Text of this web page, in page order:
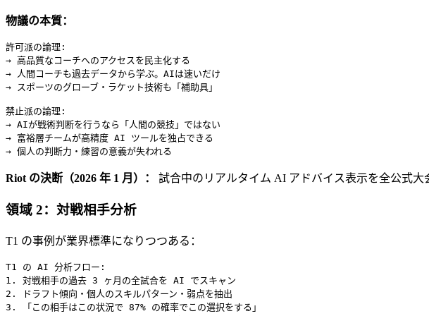
物議の本質：
許可派の論理:
→ 高品質なコーチへのアクセスを民主化する
→ 人間コーチも過去データから学ぶ。AIは速いだけ
→ スポーツのグローブ・ラケット技術も「補助具」
禁止派の論理:
→ AIが戦術判断を行うなら「人間の競技」ではない
→ 富裕層チームが高精度 AI ツールを独占できる
Riot の決断（2026 年 1 月）： 試合中のリアルタイム AI アドバイス表示を全公式
領域 2：対戦相手分析
T1 の事例が業界標準になりつつある：
T1 の AI 分析フロー:
1. 対戦相手の過去 3 ヶ月の全試合を AI でスキャン
2. ドラフト傾向・個人のスキルパターン・弱点を抽出
3. 「この相手はこの状況で 87% の確率でこの選択をする」